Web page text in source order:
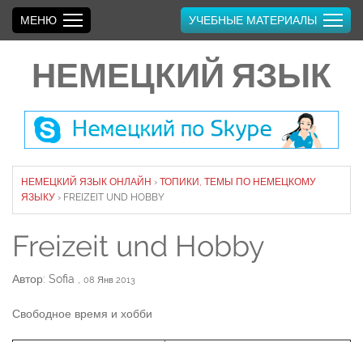
НЕМЕЦКИЙ ЯЗЫК
МЕНЮ УЧЕБНЫЕ МАТЕРИАЛЫ
НЕМЕЦКИЙ ЯЗЫК ОНЛАЙН › ТОПИКИ, ТЕМЫ ПО НЕМЕЦКОМУ
ЯЗЫКУ › FREIZEIT UND HOBBY
Freizeit und Hobby
Автор: Sofia , 08 Янв 2013
Свободное время и хобби